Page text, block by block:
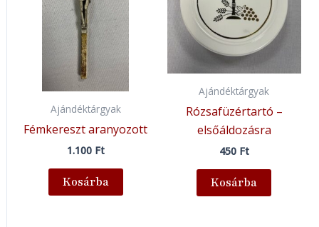
Ajándéktárgyak
Fémkereszt aranyozott
1.100 Ft
Kosárba
Ajándéktárgyak
Rózsafüzértartó –
elsőáldozásra
450 Ft
Kosárba